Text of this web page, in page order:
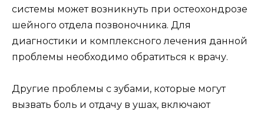
системы может возникнуть при остеохондрозе
шейного отдела позвоночника. Для
диагностики и комплексного лечения данной
проблемы необходимо обратиться к врачу.
Другие проблемы с зубами, которые могут
вызвать боль и отдачу в ушах, включают